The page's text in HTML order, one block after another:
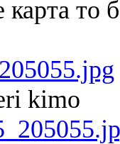
то
kimo